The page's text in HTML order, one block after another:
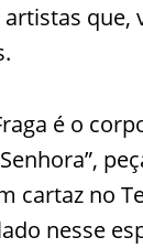
é o
cartaz no
nesse